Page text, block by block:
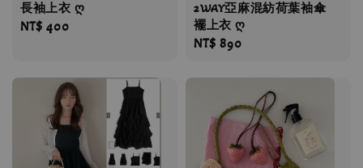
長袖上衣 ღ
Regular
NT$ 400
2WAY亞麻混紡荷葉袖傘
襬上衣 ღ
Regular
NT$ 890